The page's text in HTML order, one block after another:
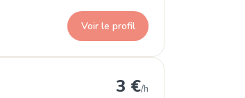
Voir le profil
3 €/h